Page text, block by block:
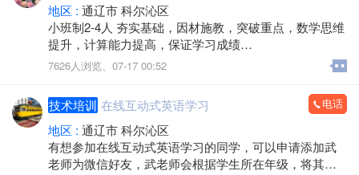
地区 : 通辽市 科尔沁区
小班制2-4人 夯实基础，因材施教，突破重点，数学思维
提升，计算能力提高，保证学习成绩
多年教学经验 带过的学生90%成绩显著
定期学情反馈 配套练习精讲
招生对象：小学3-6年
60元一节课，90分钟/节
两人成团 八折48元/节
三人成团 七折42元/节
四人成团 六折36元/节
7626人浏览、 07-17 00:52
技术培训 在线互动式英语学习 电话
地区 : 通辽市 科尔沁区
有想参加在线互动式英语学习的同学，可以申请添加武
老师为微信好友，武老师会根据学生所在年级，将其编